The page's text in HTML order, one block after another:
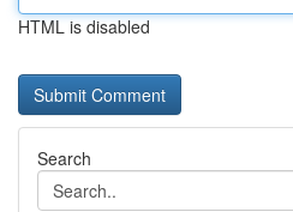
HTML is disabled
Search